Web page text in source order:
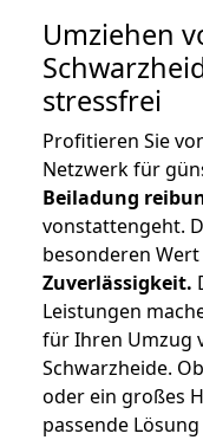
Umziehen
stressfrei
Profitieren Sie
Netzwerk für
Beiladung
vonstattengeht.
besonderen
Zuverlässigkeit.
Leistungen
für Ihren Umzug
Schwarzheide.
oder ein großes
passende